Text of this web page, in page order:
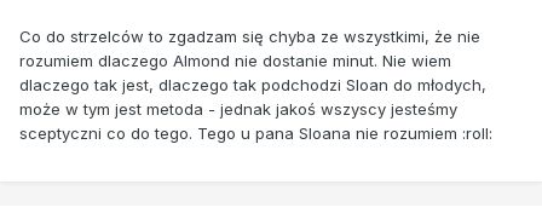
Co do strzelców to zgadzam się chyba ze wszystkimi, że nie
rozumiem dlaczego Almond nie dostanie minut. Nie wiem
dlaczego tak jest, dlaczego tak podchodzi Sloan do młodych,
może w tym jest metoda - jednak jakoś wszyscy jesteśmy
sceptyczni co do tego. Tego u pana Sloana nie rozumiem :roll: